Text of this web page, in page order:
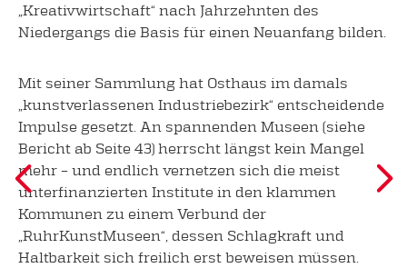
„Kreativwirtschaft“ nach Jahrzehnten des
Niedergangs die Basis für einen Neuanfang bilden.
Mit seiner Sammlung hat Osthaus im damals
„kunstverlassenen Industriebezirk“ entscheidende
Impulse gesetzt. An spannenden Museen (siehe
Bericht ab Seite 43) herrscht längst kein Mangel
mehr – und endlich vernetzen sich die meist
unterfinanzierten Institute in den klammen
Kommunen zu einem Verbund der
„RuhrKunstMuseen“, dessen Schlagkraft und
Haltbarkeit sich freilich erst beweisen müssen.